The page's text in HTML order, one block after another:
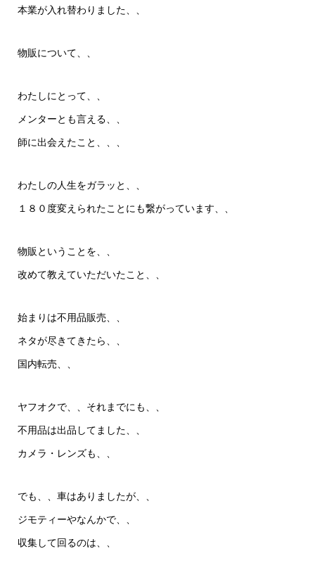
本業が入れ替わりました、、
物販について、、
わたしにとって、、
メンターとも言える、、
師に出会えたこと、、、
わたしの人生をガラッと、、
１８０度変えられたことにも繋がっています、、
物販ということを、、
改めて教えていただいたこと、、
始まりは不用品販売、、
ネタが尽きてきたら、、
国内転売、、
ヤフオクで、、それまでにも、、
不用品は出品してました、、
カメラ・レンズも、、
でも、、車はありましたが、、
ジモティーやなんかで、、
収集して回るのは、、